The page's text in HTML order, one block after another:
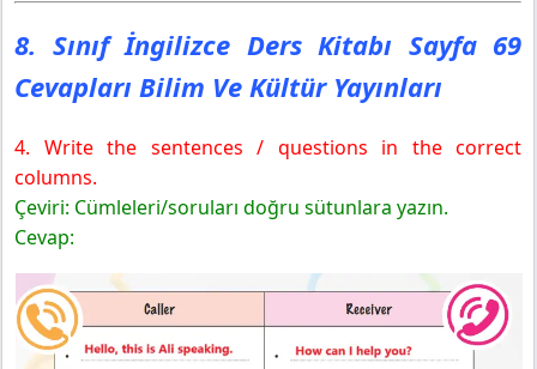
8. Sınıf İngilizce Ders Kitabı Sayfa 69
Cevapları Bilim Ve Kültür Yayınları
4. Write the sentences / questions in the correct
columns.
Çeviri: Cümleleri/soruları doğru sütunlara yazın.
Cevap: